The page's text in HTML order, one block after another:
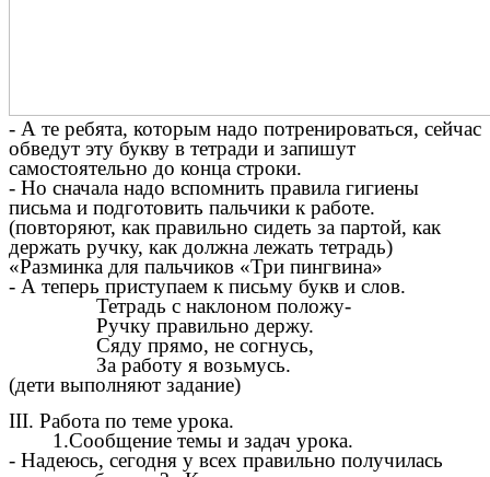
- А те ребята, которым надо потренироваться, сейчас
обведут эту букву в тетради и запишут
самостоятельно до конца строки.
- Но сначала надо вспомнить правила гигиены
письма и подготовить пальчики к работе.
(повторяют, как правильно сидеть за партой, как
держать ручку, как должна лежать тетрадь)
«Разминка для пальчиков «Три пингвина»
- А теперь приступаем к письму букв и слов.
Тетрадь с наклоном положу-
Ручку правильно держу.
Сяду прямо, не согнусь,
За работу я возьмусь.
(дети выполняют задание)
III. Работа по теме урока.
1.Сообщение темы и задач урока.
- Надеюсь, сегодня у всех правильно получилась